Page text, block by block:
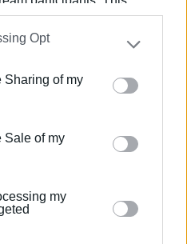
by us to third parties
Participants
that may
parties.
app uses one or more
and store information
grant or deny consent to
to use your data for
Opt
Sharing of my
Sale of my
my
Ενημέρωση από το
Ειδικεύεται στις
στοFacebook